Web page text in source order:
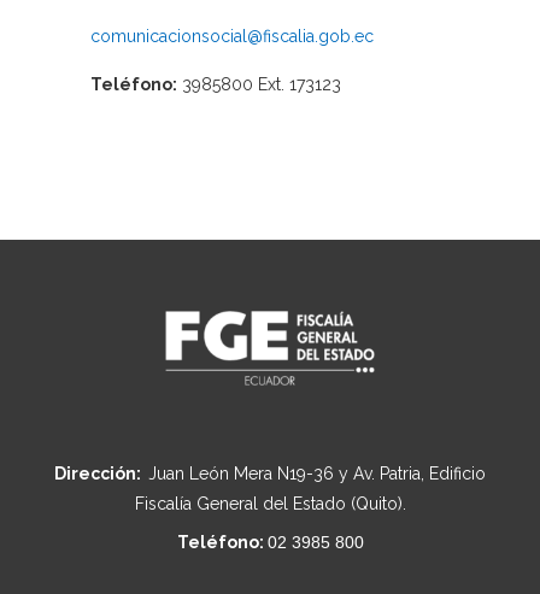
comunicacionsocial@fiscalia.gob.ec
Teléfono: 3985800 Ext. 173123
Dirección: Juan León Mera N19-36 y Av. Patria, Edificio
Fiscalía General del Estado (Quito).
Teléfono: 02 3985 800